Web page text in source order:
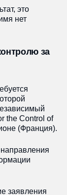
это
нет
за
the Control of
(Франция).
заявления